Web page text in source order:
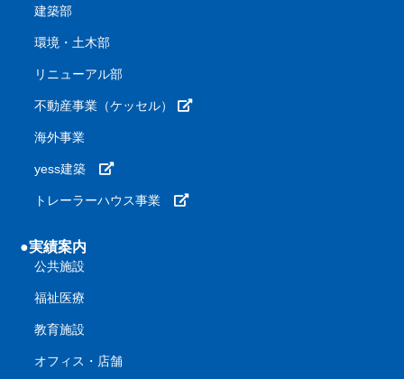
建築部
環境・土木部
リニューアル部
不動産事業（ケッセル）
海外事業
yess建築
トレーラーハウス事業
●実績案内
公共施設
福祉医療
教育施設
オフィス・店舗